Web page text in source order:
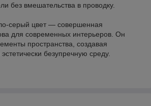
без вмешательства в проводку.
серый цвет — совершенная
для современных интерьеров. Он
пространства, создавая
безупречную среду.